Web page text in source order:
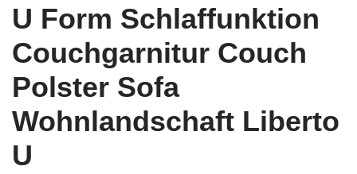
U Form Schlaffunktion
Couchgarnitur Couch
Polster Sofa
Wohnlandschaft Liberto
U